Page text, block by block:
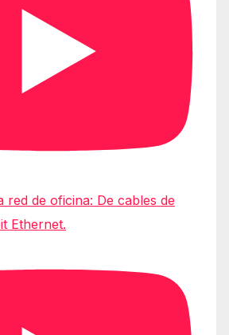
red de oficina: De cables de
Ethernet.